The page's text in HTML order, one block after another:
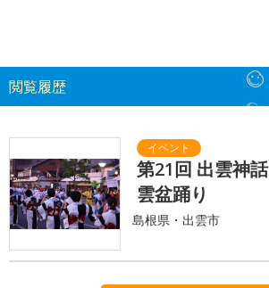
閲覧履歴
第21回 出雲神
雲盆踊り
島根県・出雲市